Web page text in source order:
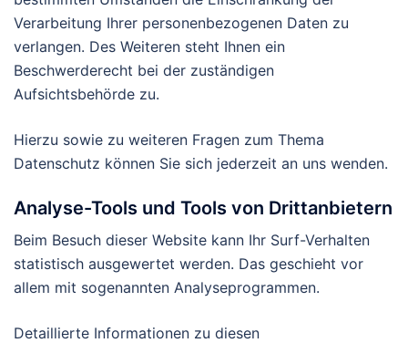
Verarbeitung Ihrer personenbezogenen Daten zu
verlangen. Des Weiteren steht Ihnen ein
Beschwerderecht bei der zuständigen
Aufsichtsbehörde zu.
Hierzu sowie zu weiteren Fragen zum Thema
Datenschutz können Sie sich jederzeit an uns wenden.
Analyse-Tools und Tools von Dritt­anbietern
Beim Besuch dieser Website kann Ihr Surf-Verhalten
statistisch ausgewertet werden. Das geschieht vor
allem mit sogenannten Analyseprogrammen.
Detaillierte Informationen zu diesen